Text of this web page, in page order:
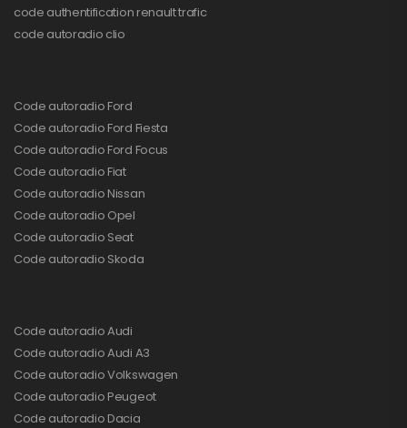
code authentification renault trafic
code autoradio clio
Code autoradio Ford
Code autoradio Ford Fiesta
Code autoradio Ford Focus
Code autoradio Fiat
Code autoradio Nissan
Code autoradio Opel
Code autoradio Seat
Code autoradio Skoda
Code autoradio Audi
Code autoradio Audi A3
Code autoradio Volkswagen
Code autoradio Peugeot
Code autoradio Dacia